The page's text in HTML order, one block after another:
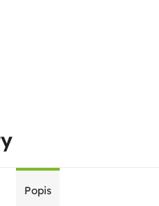
Popis